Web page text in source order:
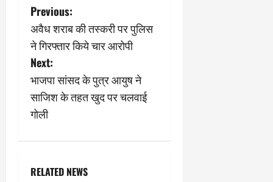
P
o
s
t
n
v
Previous:
अवैध शराब की तस्करी पर पुलिस
ने गिरफ्तार किये चार आरोपी
Next:
भाजपा सांसद के पुत्र आयुष ने
साजिश के तहत खुद पर चलवाई
गोली
RELATED NEWS